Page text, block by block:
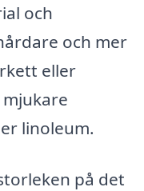
och
och mer
eller
linoleum.
på det